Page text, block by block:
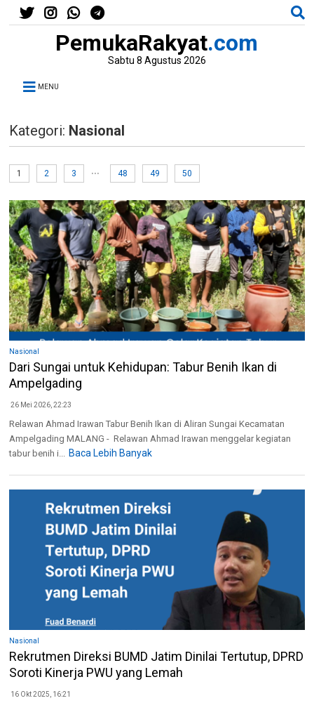
PemukaRakyat.com
Sabtu 8 Agustus 2026
MENU
Kategori: Nasional
1 2 3 ... 48 49 50
Nasional
Dari Sungai untuk Kehidupan: Tabur Benih Ikan di
Ampelgading
26 Mei 2026, 22:23
Relawan Ahmad Irawan Tabur Benih Ikan di Aliran Sungai Kecamatan
Ampelgading MALANG - Relawan Ahmad Irawan menggelar kegiatan
tabur benih i... Baca Lebih Banyak
Nasional
Rekrutmen Direksi BUMD Jatim Dinilai Tertutup, DPRD
Soroti Kinerja PWU yang Lemah
16 Okt 2025, 16:21